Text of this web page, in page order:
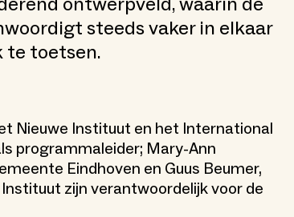
steeds vaker in elkaar
te toetsen.
Nieuwe Instituut en het International
programmaleider; Mary-Ann
Eindhoven en Guus Beumer,
zijn verantwoordelijk voor de